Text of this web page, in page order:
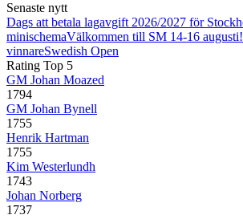
Senaste nytt
Dags att betala lagavgift 2026/2027 för
minischemaVälkommen till SM 14-16 augusti!
vinnareSwedish Open
Rating Top 5
GM Johan Moazed
1794
GM Johan Bynell
1755
Henrik Hartman
1755
Kim Westerlundh
1743
Johan Norberg
1737